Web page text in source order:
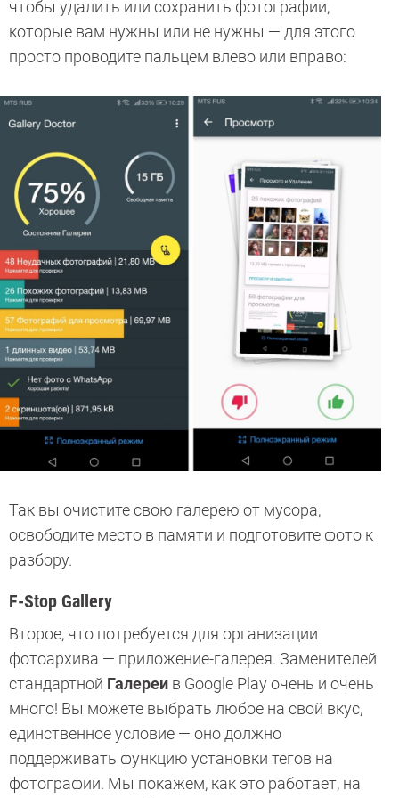
чтобы удалить или сохранить фотографии,
которые вам нужны или не нужны — для этого
просто проводите пальцем влево или вправо:
Так вы очистите свою галерею от мусора,
освободите место в памяти и подготовите фото к
разбору.
F-Stop Gallery
Второе, что потребуется для организации
фотоархива — приложение-галерея. Заменителей
стандартной Галереи в Google Play очень и очень
много! Вы можете выбрать любое на свой вкус,
единственное условие — оно должно
поддерживать функцию установки тегов на
фотографии. Мы покажем, как это работает, на